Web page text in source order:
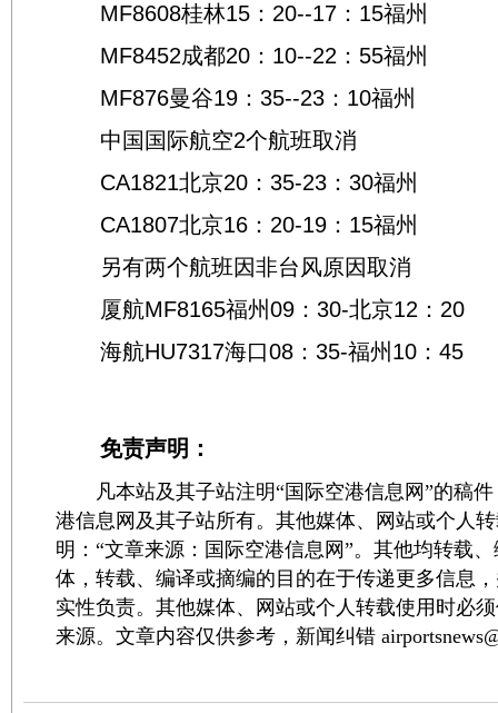
MF8608桂林15：20--17：15福州
MF8452成都20：10--22：55福州
MF876曼谷19：35--23：10福州
中国国际航空2个航班取消
CA1821北京20：35-23：30福州
CA1807北京16：20-19：15福州
另有两个航班因非台风原因取消
厦航MF8165福州09：30-北京12：20
海航HU7317海口08：35-福州10：45
免责声明：
凡本站及其子站注明“国际空港信息网”的稿件
港信息网及其子站所有。其他媒体、网站或个人
明：“文章来源：国际空港信息网”。其他均转载
体，转载、编译或摘编的目的在于传递更多信息
实性负责。其他媒体、网站或个人转载使用时必
来源。文章内容仅供参考，新闻纠错